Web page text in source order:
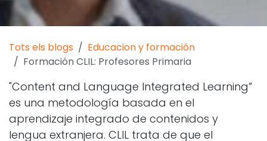
Tots els blogs
Educacion y formación
Formación CLIL: Profesores Primaria
"Content and Language Integrated Learning”
es una metodología basada en el
aprendizaje integrado de contenidos y
lengua extranjera. CLIL trata de que el